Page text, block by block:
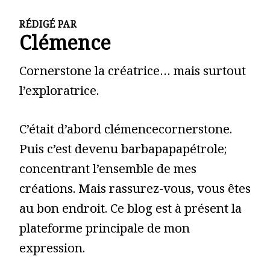
RÉDIGÉ PAR
Clémence
Cornerstone la créatrice… mais surtout
l’exploratrice.
C’était d’abord clémencecornerstone.
Puis c’est devenu barbapapapétrole;
concentrant l’ensemble de mes
créations. Mais rassurez-vous, vous êtes
au bon endroit. Ce blog est à présent la
plateforme principale de mon
expression.